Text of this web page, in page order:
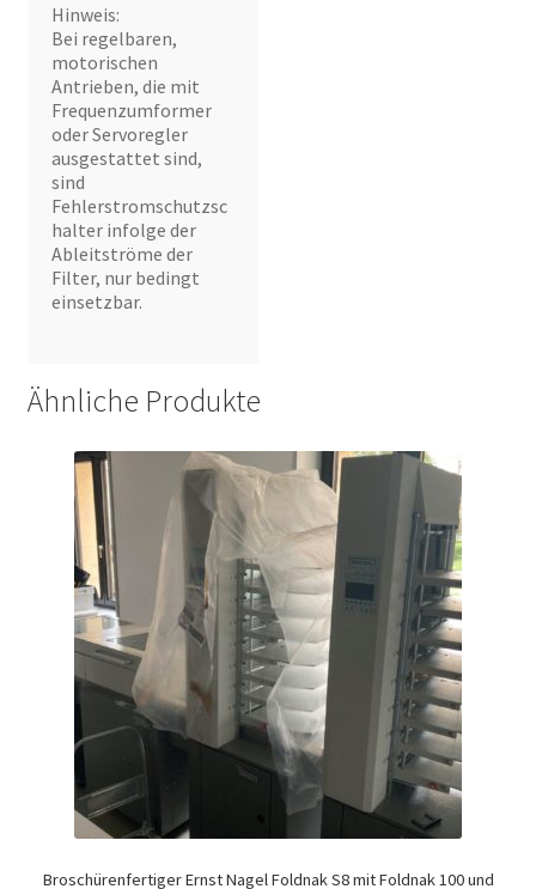
Hinweis:
Bei regelbaren,
motorischen
Antrieben, die mit
Frequenzumformer
oder Servoregler
ausgestattet sind,
sind
Fehlerstromschutzsc
halter infolge der
Ableitströme der
Filter, nur bedingt
einsetzbar.
Ähnliche Produkte
Broschürenfertiger Ernst Nagel Foldnak S8 mit Foldnak 100 und